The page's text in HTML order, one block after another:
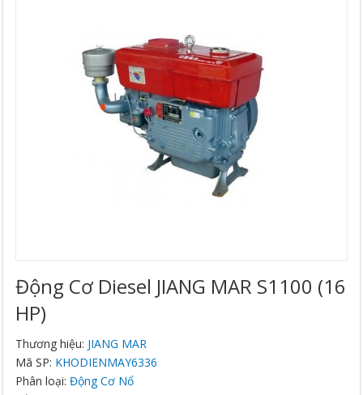
Động Cơ Diesel JIANG MAR S1100 (16
HP)
Thương hiệu: JIANG MAR
Mã SP: KHODIENMAY6336
Phân loại:Động Cơ Nổ